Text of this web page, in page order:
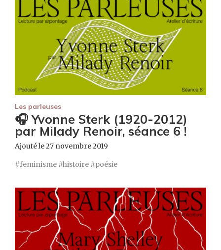
Les parleuses
🎧 Yvonne Sterk (1920-2012)
par Milady Renoir, séance 6 !
Ajouté le 27 novembre 2019
feminisme histoire poésie